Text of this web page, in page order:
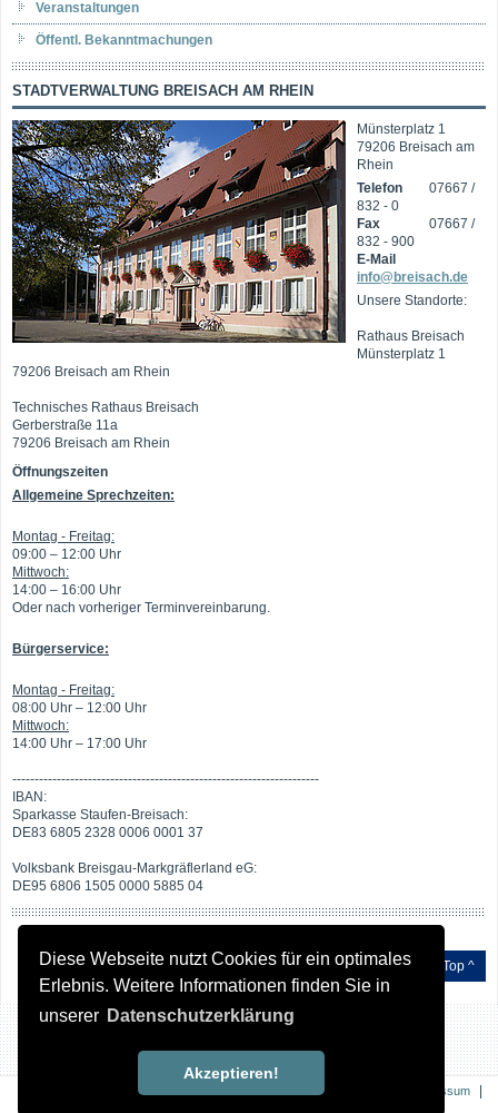
Diese Webseite nutzt Cookies für ein optimales
Erlebnis. Weitere Informationen finden Sie in
unserer Datenschutzerklärung
Akzeptieren!
Veranstaltungen
Öffentl. Bekanntmachungen
STADTVERWALTUNG BREISACH AM RHEIN
Münsterplatz 1
79206 Breisach am
Rhein
Telefon
07667 /
832 - 0
Fax
07667 /
832 - 900
E-Mail
info@breisach.de
Unsere Standorte:
Rathaus Breisach
Münsterplatz 1
79206 Breisach am Rhein
Technisches Rathaus Breisach
Gerberstraße 11a
79206 Breisach am Rhein
Öffnungszeiten
Allgemeine Sprechzeiten:
Montag - Freitag:
09:00 – 12:00 Uhr
Mittwoch:
14:00 – 16:00 Uhr
Oder nach vorheriger Terminvereinbarung.
Bürgerservice:
Montag - Freitag:
08:00 Uhr – 12:00 Uhr
Mittwoch:
14:00 Uhr – 17:00 Uhr
---------------------------------------------------------------------
IBAN:
Sparkasse Staufen-Breisach:
DE83 6805 2328 0006 0001 37
Volksbank Breisgau-Markgräflerland eG:
DE95 6806 1505 0000 5885 04
Top ^
Impressum